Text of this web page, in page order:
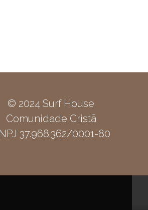
© 2024 Surf House
Comunidade Cristã
37.968.362/0001-80